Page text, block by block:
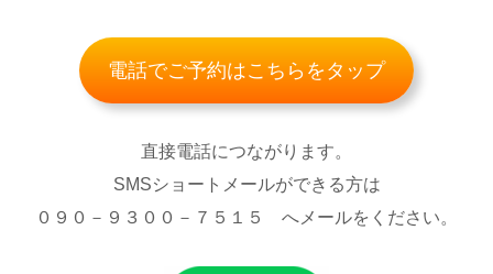
電話でご予約はこちらをタップ
直接電話につながります。
SMSショートメールができる方は
０９０－９３００－７５１５ へメールをください。